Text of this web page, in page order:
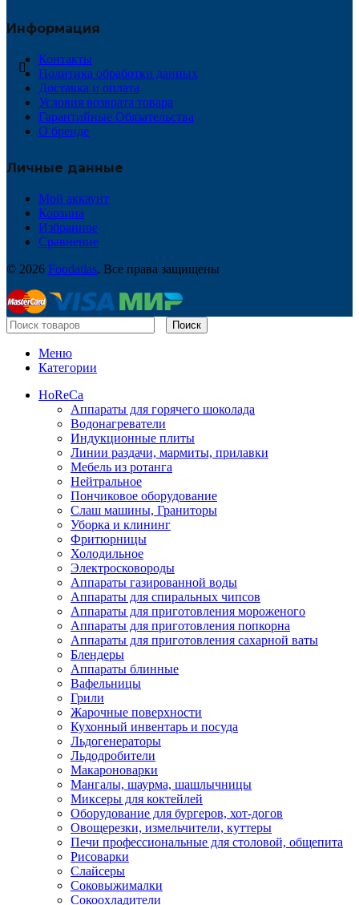
Информация
Контакты
Политика обработки данных
Доставка и оплата
Условия возврата товара
Гарантийные Обязательства
О бренде
Личные данные
Мой аккаунт
Корзина
Избранное
Сравнение
© 2026 Foodatlas. Все права защищены
Поиск
Меню
Категории
HoReCa
Аппараты для горячего шоколада
Водонагреватели
Индукционные плиты
Линии раздачи, мармиты, прилавки
Мебель из ротанга
Нейтральное
Пончиковое оборудование
Слаш машины, Граниторы
Уборка и клининг
Фритюрницы
Холодильное
Электросковороды
Аппараты газированной воды
Аппараты для спиральных чипсов
Аппараты для приготовления мороженого
Аппараты для приготовления попкорна
Аппараты для приготовления сахарной ваты
Блендеры
Аппараты блинные
Вафельницы
Грили
Жарочные поверхности
Кухонный инвентарь и посуда
Льдогенераторы
Льдодробители
Макароноварки
Мангалы, шаурма, шашлычницы
Миксеры для коктейлей
Оборудование для бургеров, хот-догов
Овощерезки, измельчители, куттеры
Печи профессиональные для столовой, общепита
Рисоварки
Слайсеры
Соковыжималки
Сокоохладители